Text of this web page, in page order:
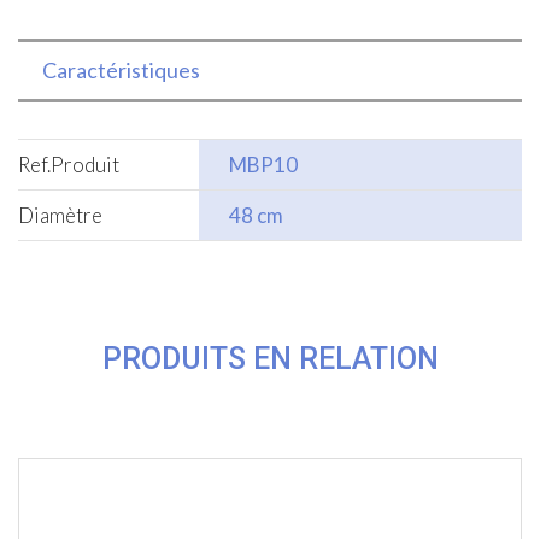
Caractéristiques
Ref.Produit
MBP10
Diamètre
48 cm
PRODUITS EN RELATION